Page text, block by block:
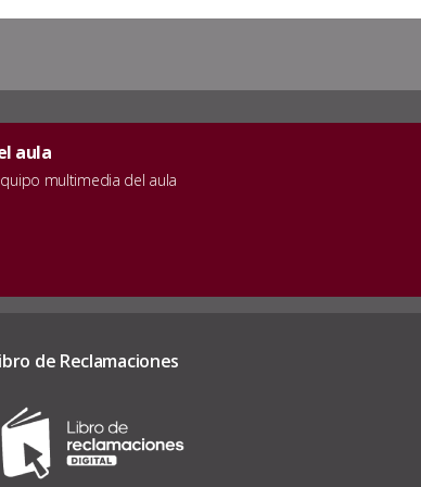
aula
multimedia del aula
de Reclamaciones